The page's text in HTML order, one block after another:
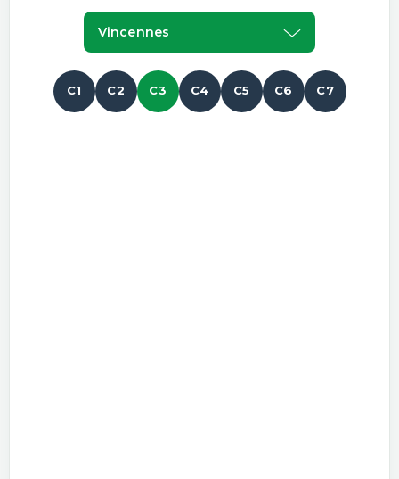
Vincennes
C1 C2 C3 C4 C5 C6 C7